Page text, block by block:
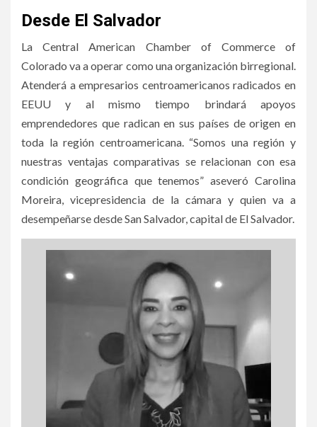
Desde El Salvador
La Central American Chamber of Commerce of
Colorado va a operar como una organización birregional.
Atenderá a empresarios centroamericanos radicados en
EEUU y al mismo tiempo brindará apoyos
emprendedores que radican en sus países de origen en
toda la región centroamericana. “Somos una región y
nuestras ventajas comparativas se relacionan con esa
condición geográfica que tenemos” aseveró Carolina
Moreira, vicepresidencia de la cámara y quien va a
desempeñarse desde San Salvador, capital de El Salvador.